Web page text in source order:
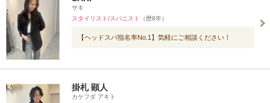
サキ
スタイリスト/スパニスト
（歴8年）
【ヘッドスパ指名率No.1】気軽にご相談ください！
掛札 顕人
カケフダ アキト